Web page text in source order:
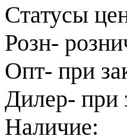
Статусы
Розн-
Опт- при
Дилер- при
Наличие: